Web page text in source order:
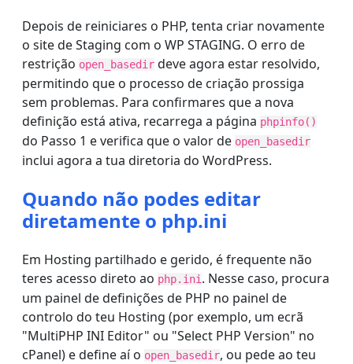
Depois de reiniciares o PHP, tenta criar novamente
o site de Staging com o WP STAGING. O erro de
restrição open_basedir deve agora estar resolvido,
permitindo que o processo de criação prossiga
sem problemas. Para confirmares que a nova
definição está ativa, recarrega a página phpinfo()
do Passo 1 e verifica que o valor de open_basedir
inclui agora a tua diretoria do WordPress.
Quando não podes editar
diretamente o php.ini
Em Hosting partilhado e gerido, é frequente não
teres acesso direto ao php.ini . Nesse caso, procura
um painel de definições de PHP no painel de
controlo do teu Hosting (por exemplo, um ecrã
"MultiPHP INI Editor" ou "Select PHP Version" no
cPanel) e define aí o open_basedir, ou pede ao teu